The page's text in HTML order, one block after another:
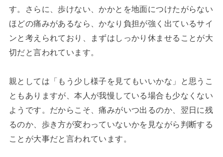
す。さらに、歩けない、かかとを地面につけたがらない
ほどの痛みがあるなら、かなり負担が強く出ているサイ
ンと考えられており、まずはしっかり休ませることが大
切だと言われています。
親としては「もう少し様子を見てもいいかな」と思うこ
ともありますが、本人が我慢している場合も少なくない
ようです。だからこそ、痛みがいつ出るのか、翌日に残
るのか、歩き方が変わっていないかを見ながら判断する
ことが大事だと言われています。